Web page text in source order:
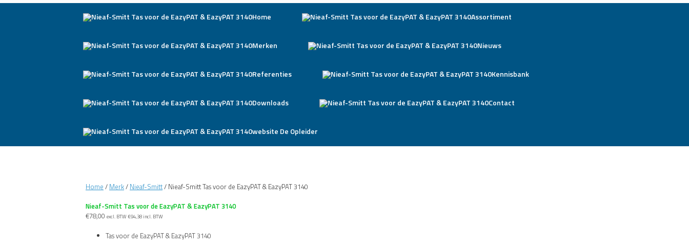
Home Assortiment
Merken Nieuws
Referenties Kennisbank
Downloads Contact
website De Opleider
Home / Merk/ Nieaf-Smitt/ Nieaf-Smitt Tas voor de EazyPAT & EazyPAT 3140
Nieaf-Smitt Tas voor de EazyPAT & EazyPAT 3140
€78,00 excl. BTW €94,38 incl. BTW
Tas voor de EazyPAT & EazyPAT 3140